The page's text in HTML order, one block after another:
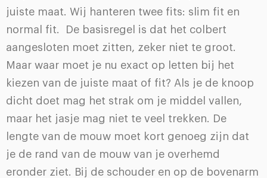
juiste maat. Wij hanteren twee fits: slim fit en
normal fit. De basisregel is dat het colbert
aangesloten moet zitten, zeker niet te groot.
Maar waar moet je nu exact op letten bij het
kiezen van de juiste maat of fit? Als je de knoop
dicht doet mag het strak om je middel vallen,
maar het jasje mag niet te veel trekken. De
lengte van de mouw moet kort genoeg zijn dat
je de rand van de mouw van je overhemd
eronder ziet. Bij de schouder en op de bovenarm